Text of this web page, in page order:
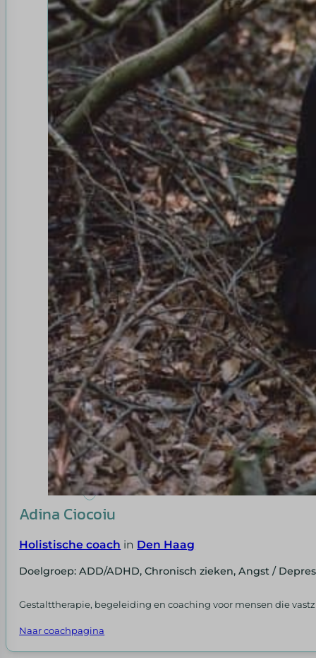
Adina Ciocoiu
Holistische coach in Den Haag
Doelgroep: ADD/ADHD, Chronisch zieken, Angst /
Gestalttherapie, begeleiding en coaching voor mensen die
Naar coachpagina